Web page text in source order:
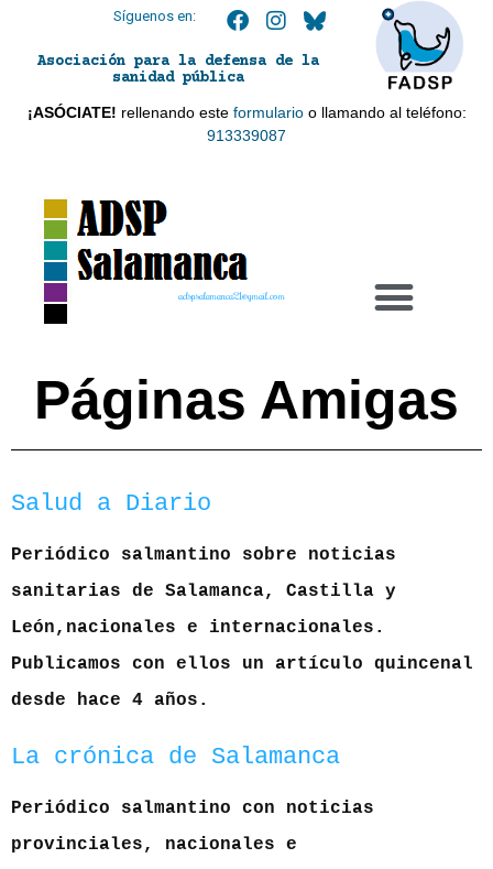
Síguenos en:
Asociación para la defensa de la
sanidad pública
¡ASÓCIATE! rellenando este formularioo llamando al teléfono:
913339087
adspsalamanca21@gmail.com
Páginas Amigas
Salud a Diario
Periódico salmantino sobre noticias
sanitarias de Salamanca, Castilla y
León,nacionales e internacionales.
Publicamos con ellos un artículo quincenal
desde hace 4 años.
La crónica de Salamanca
Periódico salmantino con noticias
provinciales, nacionales e